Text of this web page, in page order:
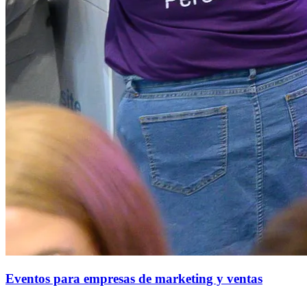
Eventos para empresas de marketing y ventas